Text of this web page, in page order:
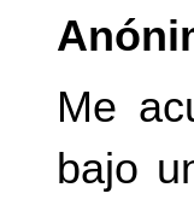
Me
bajo